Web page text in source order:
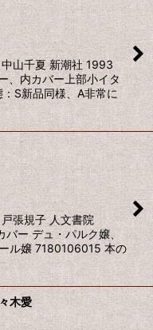
山千夏 新潮社 1993
内カバー上部小イタ
S新品同様、A非常に
張規子 人文書院
ー デュ・パルク嬢、
ル嬢 7180106015 本の
木愛